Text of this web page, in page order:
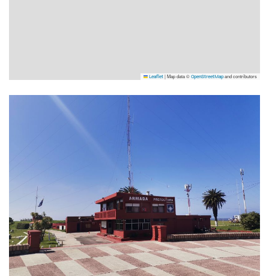
Leaflet |Map data © OpenStreetMapand contributors